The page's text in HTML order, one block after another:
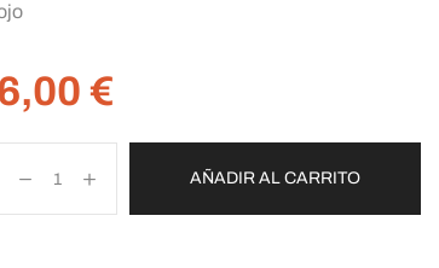
€
AÑADIR AL CARRITO